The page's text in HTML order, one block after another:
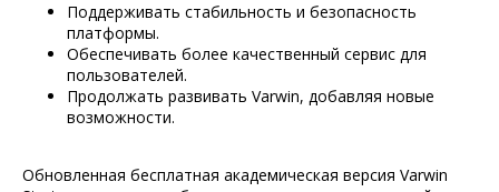
Поддерживать стабильность и безопасность
платформы.
Обеспечивать более качественный сервис для
пользователей.
Продолжать развивать Varwin, добавляя новые
возможности.
Обновленная бесплатная академическая версия Varwin